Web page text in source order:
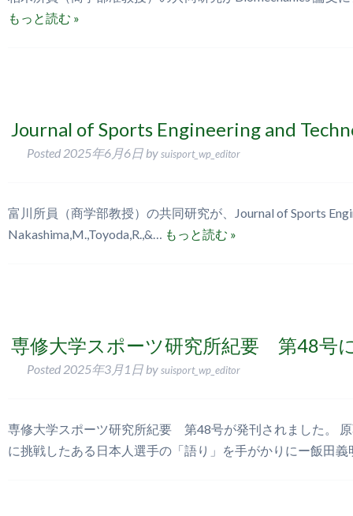
もっと読む »
Journal of Sports Engineering and
Posted 2025年6月6日 bysuisport_wp_editor
富川所員（商学部教授）の共同研究が、Journal of Sports
Nakashima,M.,Toyoda,R.,&… もっと読む »
専修大学スポーツ研究所紀要 第48号
Posted 2025年3月1日 bysuisport_wp_editor
専修大学スポーツ研究所紀要 第48号が発刊されました。
に挑戦したある日本人選手の「語り」を手がかりにー飯田